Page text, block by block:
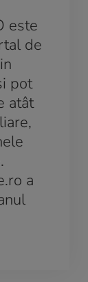
este
de
pot
atât
a